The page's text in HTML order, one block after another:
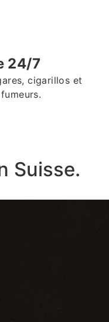
24/7
cigarillos et
Suisse.